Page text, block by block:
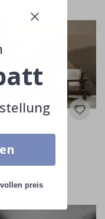
- Nebeliges
€
preis